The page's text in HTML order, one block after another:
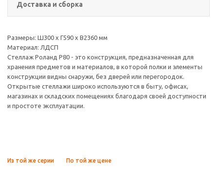
Доставка и сборка
Размеры: Ш300 х Г590 х В2360 мм
Материал: ЛДСП
Стеллаж Роланд Р80 - это конструкция, предназначенная для
хранения предметов и материалов, в которой полки и элементы
конструкции видны снаружи, без дверей или перегородок.
Открытые стеллажи широко используются в быту, офисах,
магазинах и складских помещениях благодаря своей доступности
и простоте эксплуатации.
Из той же серии По той же цене